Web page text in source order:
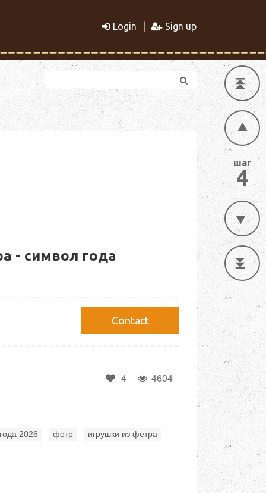
Login Sign up
- символ года
Сontact
4 4604
2026 фетр игрушки из фетра
шаг
4